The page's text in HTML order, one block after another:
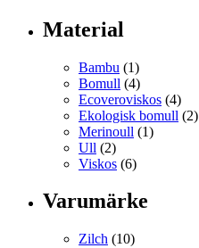
Material
Bambu (1)
Bomull (4)
Ecoveroviskos (4)
Ekologisk bomull (2)
Merinoull (1)
Ull (2)
Viskos (6)
Varumärke
Zilch (10)